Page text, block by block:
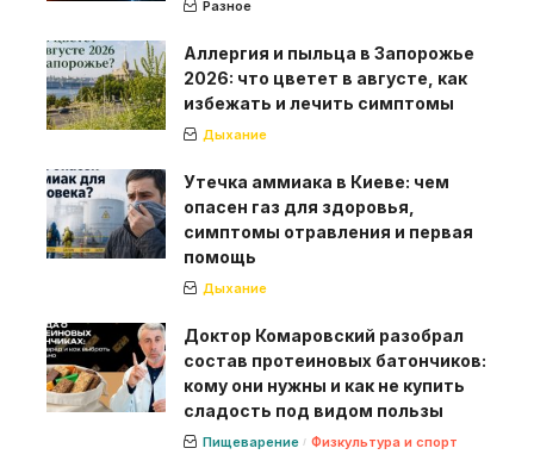
Разное
Аллергия и пыльца в Запорожье
2026: что цветет в августе, как
избежать и лечить симптомы
Дыхание
Утечка аммиака в Киеве: чем
опасен газ для здоровья,
симптомы отравления и первая
помощь
Дыхание
Доктор Комаровский разобрал
состав протеиновых батончиков:
кому они нужны и как не купить
сладость под видом пользы
Пищеварение Физкультура и спорт